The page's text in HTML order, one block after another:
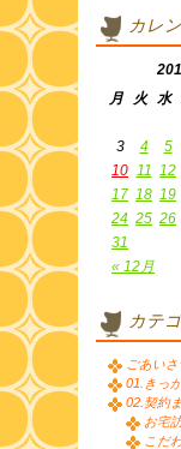
カレ
月
火 水
« 12月
3
4 5
10 11 12
17 18 19
24 25 26
31
カテ
ごあい
01.きっ
02.契約
お宅
こだ